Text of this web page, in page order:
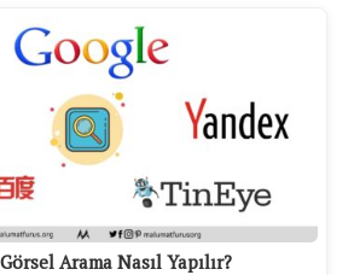
Arama Nasıl Yapılır?